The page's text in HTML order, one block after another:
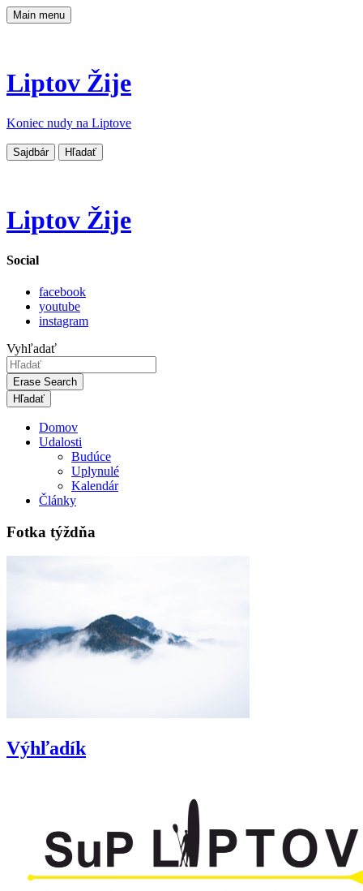
Main menu
Liptov Žije
Koniec nudy na Liptove
Sajdbár Hľadať
Liptov Žije
Social
facebook
youtube
instagram
Vyhľadať
Erase Search
Domov
Udalosti
Budúce
Uplynulé
Kalendár
Články
Fotka týždňa
Výhľadík